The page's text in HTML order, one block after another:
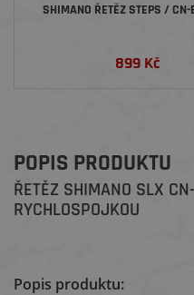
SHIMANO ŘETĚZ STEPS /
899 Kč
POPIS PRODUKTU
ŘETĚZ SHIMANO SLX
RYCHLOSPOJKOU
Popis produktu: